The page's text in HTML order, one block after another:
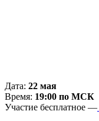
Дата: 22 мая
Время: 19:00 по МСК
Участие бесплатное —